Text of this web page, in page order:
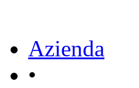
Azienda
•